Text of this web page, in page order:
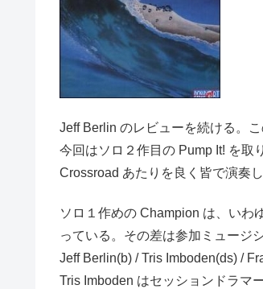
Jeff Berlin のレビューを続ける。
今回はソロ２作目の Pump It! を取
Crossroad あたりを良く皆で演奏
ソロ１作めの Champion は、いわ
っている。その差は参加ミュージ
Jeff Berlin(b) / Tris Imboden(ds) /
Tris Imboden はセッションドラマ